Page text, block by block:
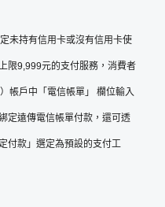
未持有信用卡或沒有信用卡使
限9,999元的支付服務，消費者
帳戶中「電信帳單」 欄位輸入
定遠傳電信帳單付款，還可透
付款」選定為預設的支付工